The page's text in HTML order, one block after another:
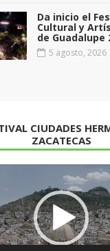
Da inicio el
Cultural y
de Guadalupe
5 agosto, 2026
CIUDADES
ZACATECAS